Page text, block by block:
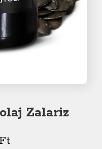
Zalariz
Ft